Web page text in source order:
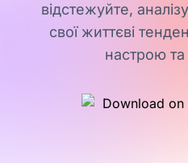
відстежуйте,
свої життєві
настрою та